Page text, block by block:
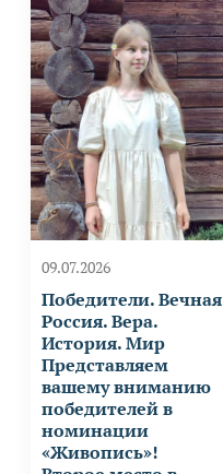
09.07.2026
Победители. Вечная
Россия. Вера.
История. Мир
Представляем
вашему вниманию
победителей в
номинации
«Живопись»!